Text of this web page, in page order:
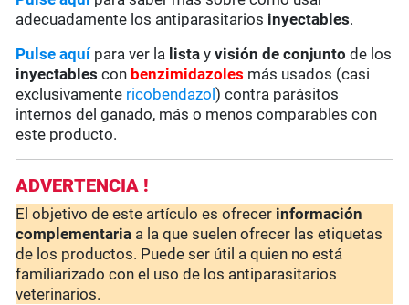
adecuadamente los antiparasitarios inyectables.
Pulse aquí para ver la lista yvisión de conjunto de los
inyectables con benzimidazoles más usados (casi
exclusivamente ricobendazol) contra parásitos
internos del ganado, más o menos comparables con
este producto.
ADVERTENCIA !
El objetivo de este artículo es ofrecer información
complementaria a la que suelen ofrecer las etiquetas
de los productos. Puede ser útil a quien no está
familiarizado con el uso de los antiparasitarios
veterinarios.